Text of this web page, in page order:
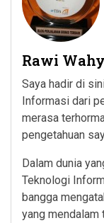
Rawi
Saya hadir di
Informasi dari
merasa
pengetahuan
Dalam dunia
Teknologi
bangga
yang